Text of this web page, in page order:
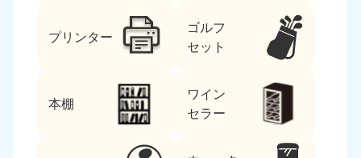
プリンター
ゴルフ
セット
本棚
ワイン
セラー